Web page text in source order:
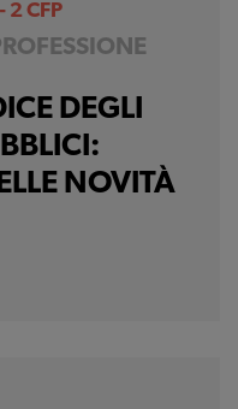
CFP
DEGLI
NOVITÀ